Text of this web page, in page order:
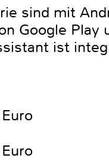
sind mit
Google
ist